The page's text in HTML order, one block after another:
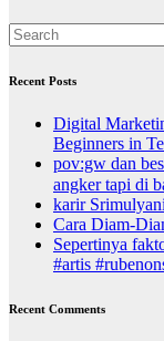
Recent Posts
Digital
Beginners in
pov:gw dan
angker tapi di
karir
Cara Diam-
Sepertinya
#artis
Recent Comments